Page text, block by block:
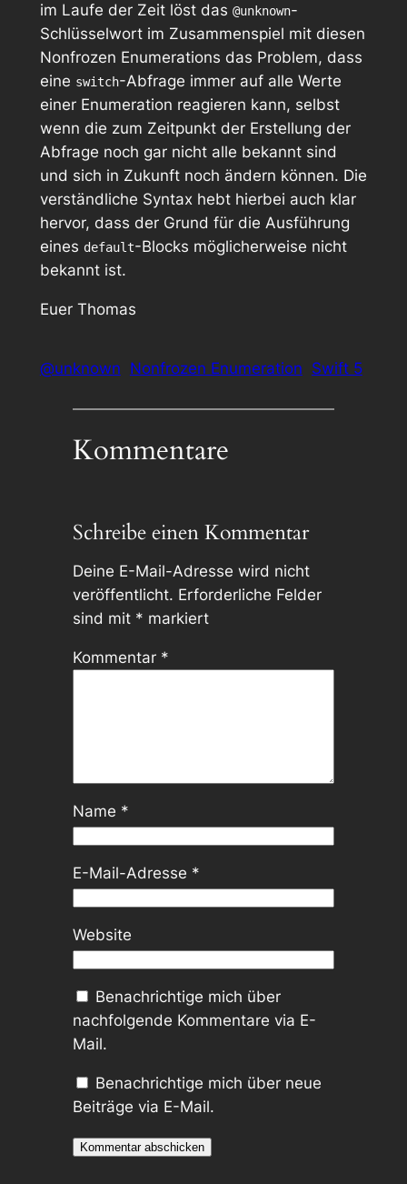
im Laufe der Zeit löst das @unknown-
Schlüsselwort im Zusammenspiel mit diesen
Nonfrozen Enumerations das Problem, dass
eine switch-Abfrage immer auf alle Werte
einer Enumeration reagieren kann, selbst
wenn die zum Zeitpunkt der Erstellung der
Abfrage noch gar nicht alle bekannt sind
und sich in Zukunft noch ändern können. Die
verständliche Syntax hebt hierbei auch klar
hervor, dass der Grund für die Ausführung
eines default-Blocks möglicherweise nicht
bekannt ist.
Euer Thomas
@unknown Nonfrozen Enumeration Swift 5
Kommentare
Schreibe einen Kommentar
Deine E-Mail-Adresse wird nicht
veröffentlicht. Erforderliche Felder
sind mit * markiert
Kommentar *
Name *
E-Mail-Adresse *
Website
Benachrichtige mich über
nachfolgende Kommentare via E-
Mail.
Benachrichtige mich über neue
Beiträge via E-Mail.